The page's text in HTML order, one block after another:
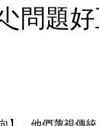
問題